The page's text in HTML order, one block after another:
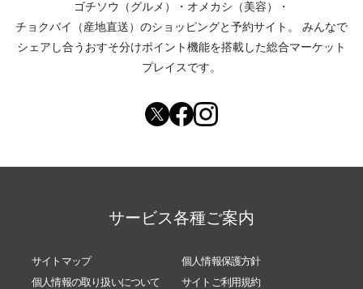
ゴチソウ（グルメ）
・ オメカシ（美容）
・
チョクバイ（産地直送） のショッピングと予約サイト。
みんなで
シェアし合う おすそ分けポイント機能を搭載した総合マーケット
プレイスです。
サービス各種ご案内
サイトマップ
個人情報保護方針
個人情報の取り扱いについて
サイトご利用規約